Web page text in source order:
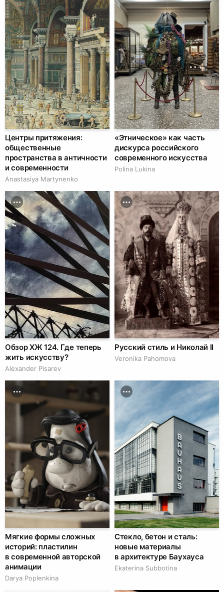
Центры притяжения:
общественные
пространства в античности
и современности
Anastasiya Martynenko
«Этническое» как часть
дискурса российского
современного искусства
Polina Lukina
Обзор ХЖ 124. Где теперь
жить искусству?
Alexander Pisarev
Русский стиль и Николай II
Veronika Pahomova
Мягкие формы сложных
историй: пластилин
в современной авторской
анимации
Darya Poplenkina
Стекло, бетон и сталь:
новые материалы
в архитектуре Баухауса
Ekaterina Subbotina